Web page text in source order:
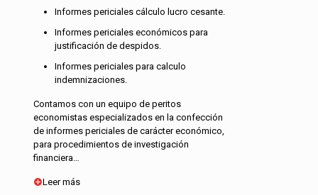
Informes periciales cálculo lucro cesante.
Informes periciales económicos para
justificación de despidos.
Informes periciales para calculo
indemnizaciones.
Contamos con un equipo de peritos
economistas especializados en la confección
de informes periciales de carácter económico,
para procedimientos de investigación
financiera…
Leer más